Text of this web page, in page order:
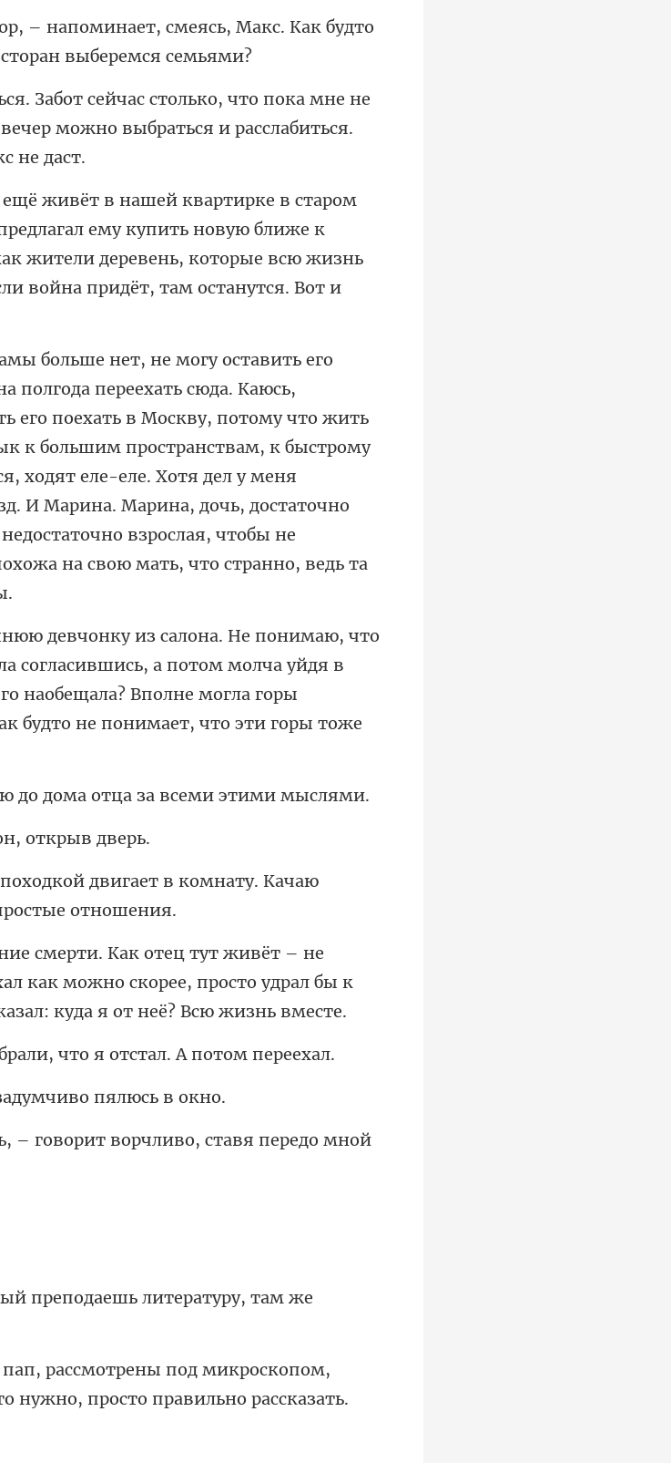
ает, смеясь, Макс. Как будто
ока мне не
можно выбрать
ему купить новую ближе к
жители деревень, кото
му что жить
к большим пространствам, к быстрому
ходят еле-еле. Хотя дел у меня
И Марина.
согласившись, а потом молча уйдя в
наобещала? Вполне могла горы
до дома отца за
двигает в комнату. Качаю
как можно скорее, просто удрал бы к
что я отс
– говорит ворчливо, ставя пе
преподаешь лите
кроскопом,
нужно, прос